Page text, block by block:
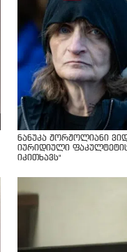
ნანუკა ჟორჟოლიანი
იურიდიული
იკითხავს"